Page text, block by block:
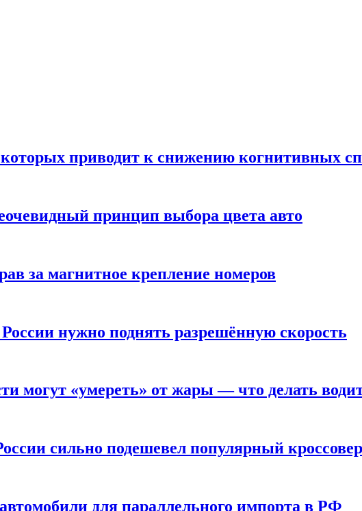
приводит к снижению когнитивных
принцип выбора цвета авто
за магнитное крепление номеров
нужно поднять разрешённую скорость
могут «умереть» от жары — что делать
сильно подешевел популярный кроссовер
для параллельного импорта в РФ